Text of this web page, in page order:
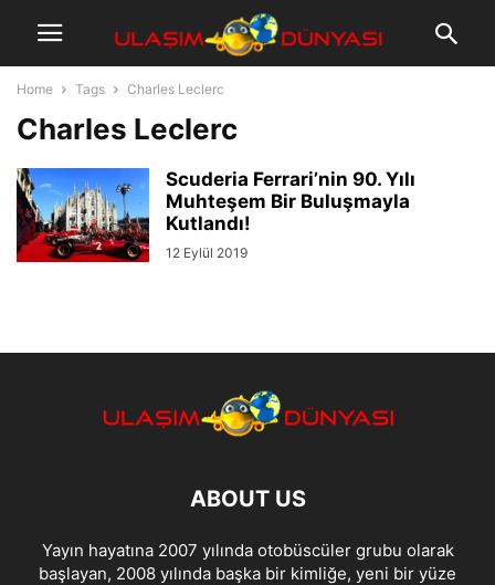
Home Tags Charles Leclerc
Charles Leclerc
Scuderia Ferrari’nin 90. Yılı
Muhteşem Bir Buluşmayla
Kutlandı!
12 Eylül 2019
ABOUT US
Yayın hayatına 2007 yılında otobüscüler grubu olarak
başlayan, 2008 yılında başka bir kimliğe, yeni bir yüze